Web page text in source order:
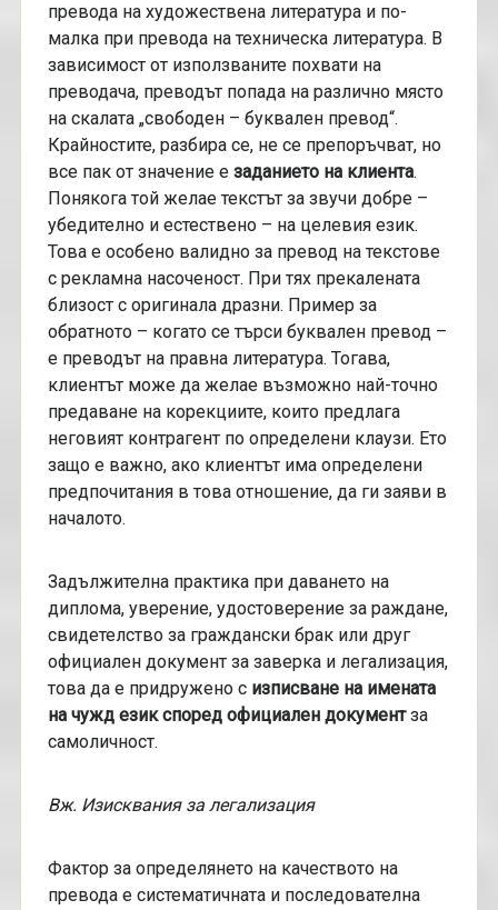
превода на художествена литература и по-
малка при превода на техническа литература. В
зависимост от използваните похвати на
преводача, преводът попада на различно място
на скалата „свободен – буквален превод“.
Крайностите, разбира се, не се препоръчват, но
все пак от значение е заданието на клиента.
Понякога той желае текстът за звучи добре –
убедително и естествено – на целевия език.
Това е особено валидно за превод на текстове
с рекламна насоченост. При тях прекалената
близост с оригинала дразни. Пример за
обратното – когато се търси буквален превод –
е преводът на правна литература. Тогава,
клиентът може да желае възможно най-точно
предаване на корекциите, които предлага
неговият контрагент по определени клаузи. Ето
защо е важно, ако клиентът има определени
предпочитания в това отношение, да ги заяви в
началото.
Задължителна практика при даването на
диплома, уверение, удостоверение за раждане,
свидетелство за граждански брак или друг
официален документ за заверка и легализация,
това да е придружено с изписване на имената
на чужд език според официален документза
самоличност.
Вж. Изисквания за легализация
Фактор за определянето на качеството на
превода е систематичната и последователна